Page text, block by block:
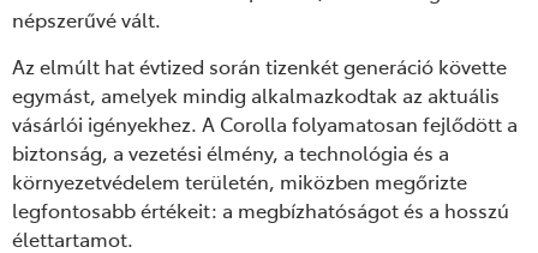
népszerűvé vált.
Az elmúlt hat évtized során tizenkét generáció követte
egymást, amelyek mindig alkalmazkodtak az aktuális
vásárlói igényekhez. A Corolla folyamatosan fejlődött a
biztonság, a vezetési élmény, a technológia és a
környezetvédelem területén, miközben megőrizte
legfontosabb értékeit: a megbízhatóságot és a hosszú
élettartamot.